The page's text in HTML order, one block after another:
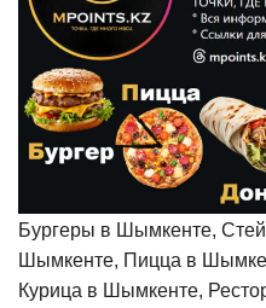
Бургеры в Шымкенте,
Шымкенте, Пицца в
Курица в Шымкенте,